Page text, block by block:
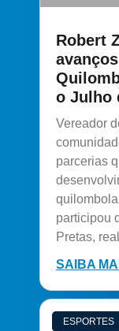
Robert
o Julho
Vereador
parcerias
participou
Pretas,
SAIBA
ESPORTES